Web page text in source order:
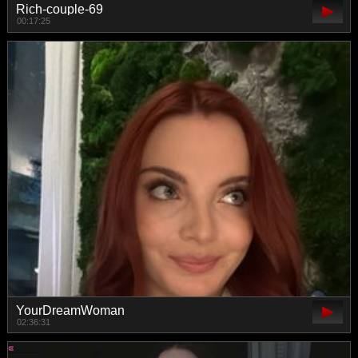
Rich-couple-69
00:17:25
YourDreamWoman
02:36:31